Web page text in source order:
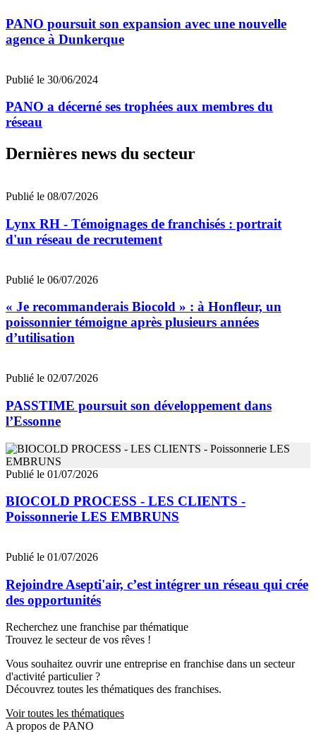
PANO poursuit son expansion avec une nouvelle
agence à Dunkerque
Publié le 30/06/2024
PANO a décerné ses trophées aux membres du
réseau
Dernières news du secteur
Publié le 08/07/2026
Lynx RH - Témoignages de franchisés : portrait
d'un réseau de recrutement
Publié le 06/07/2026
« Je recommanderais Biocold » : à Honfleur, un
poissonnier témoigne après plusieurs années
d’utilisation
Publié le 02/07/2026
PASSTIME poursuit son développement dans
l’Essonne
Publié le 01/07/2026
BIOCOLD PROCESS - LES CLIENTS -
Poissonnerie LES EMBRUNS
Publié le 01/07/2026
Rejoindre Asepti'air, c’est intégrer un réseau qui crée
des opportunités
Recherchez une franchise par thématique
Trouvez le secteur de vos rêves !
Vous souhaitez ouvrir une entreprise en franchise dans un secteur
d'activité particulier ?
Découvrez toutes les thématiques des franchises.
Voir toutes les thématiques
A propos de PANO